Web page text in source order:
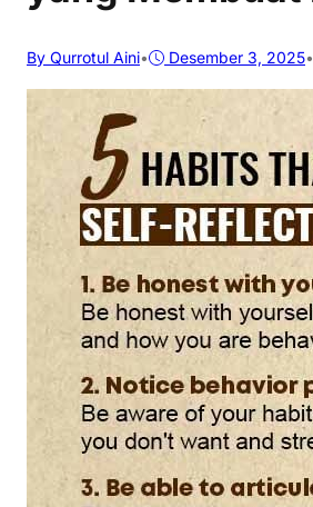
By Qurrotul Aini• Desember 3, 2025•